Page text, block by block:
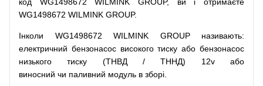
WG1498672 WILMINK GROUP.
Інколи WG1498672 WILMINK GROUP називають:
електричний бензонасос високого тиску або бензонасос
низького
тиску (ТНВД / ТННД) 12v
або
виносний чи паливний модуль в зборі